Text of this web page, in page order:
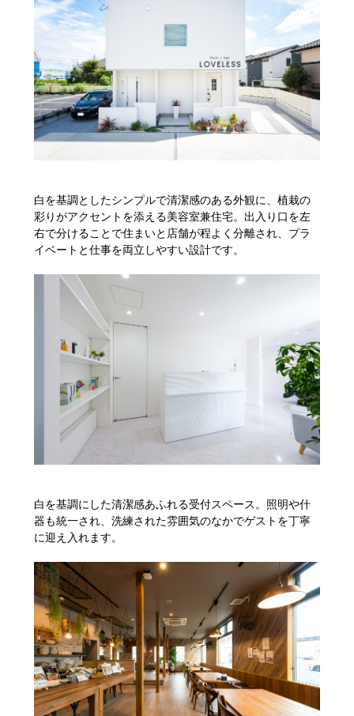
白を基調としたシンプルで清潔感のある外観に、植栽の
彩りがアクセントを添える美容室兼住宅。出入り口を左
右で分けることで住まいと店舗が程よく分離され、プラ
イベートと仕事を両立しやすい設計です。
白を基調にした清潔感あふれる受付スペース。照明や什
器も統一され、洗練された雰囲気のなかでゲストを丁寧
に迎え入れます。